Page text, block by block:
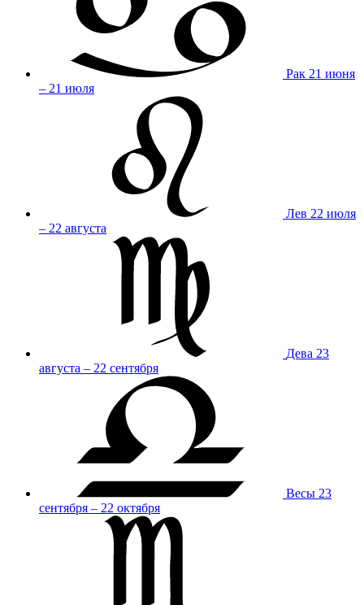
Рак 21 июня
– 21 июля
Лев 22 июля
– 22 августа
Дева 23
августа – 22 сентября
Весы 23
сентября – 22 октября